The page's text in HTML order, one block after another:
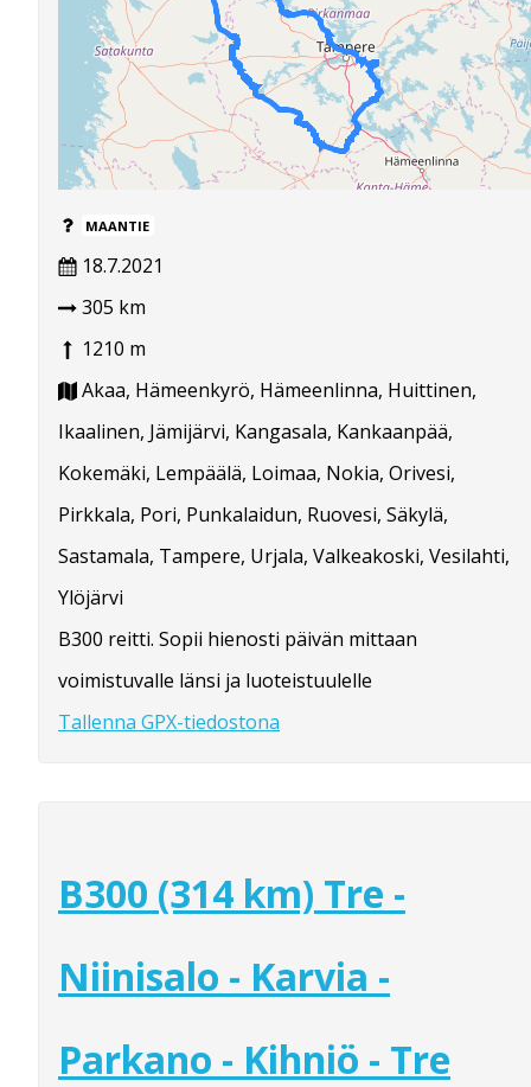
MAANTIE
18.7.2021
305 km
1210 m
Akaa, Hämeenkyrö, Hämeenlinna, Huittinen,
Ikaalinen, Jämijärvi, Kangasala, Kankaanpää,
Kokemäki, Lempäälä, Loimaa, Nokia, Orivesi,
Pirkkala, Pori, Punkalaidun, Ruovesi, Säkylä,
Sastamala, Tampere, Urjala, Valkeakoski, Vesilahti,
Ylöjärvi
B300 reitti. Sopii hienosti päivän mittaan
voimistuvalle länsi ja luoteistuulelle
Tallenna GPX-tiedostona
B300 (314 km) Tre -
Niinisalo - Karvia -
Parkano - Kihniö - Tre